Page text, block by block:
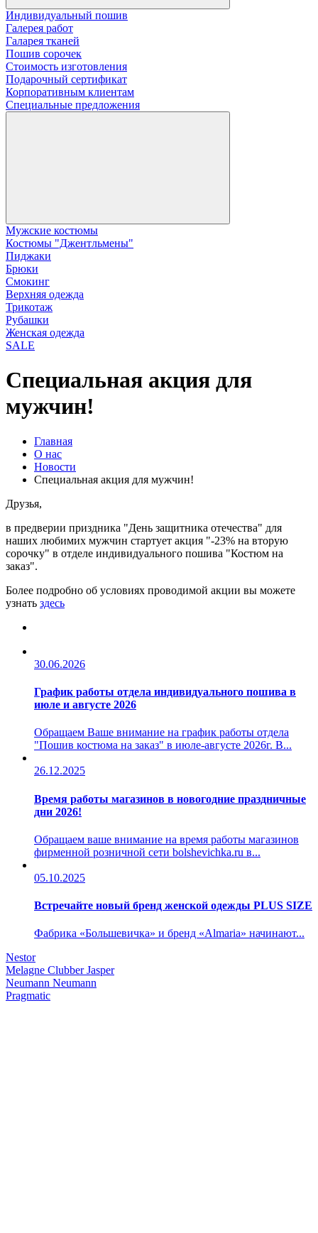
Индивидуальный пошив
Галерея работ
Галарея тканей
Пошив сорочек
Стоимость изготовления
Подарочный сертификат
Корпоративным клиентам
Специальные предложения
Мужские костюмы
Костюмы "Джентльмены"
Пиджаки
Брюки
Смокинг
Верхняя одежда
Трикотаж
Рубашки
Женская одежда
SALE
Специальная акция для
мужчин!
Главная
О нас
Новости
Специальная акция для мужчин!
Друзья,
в предверии приздника "День защитника отечества" для
наших любимих мужчин стартует акция "-23% на вторую
сорочку" в отделе индивидуального пошива "Костюм на
заказ".
Более подробно об условиях проводимой акции вы можете
узнать здесь
30.06.2026
График работы отдела индивидуального пошива в
июле и августе 2026
Обращаем Ваше внимание на график работы отдела
"Пошив костюма на заказ" в июле-августе 2026г. В...
26.12.2025
Время работы магазинов в новогодние праздничные
дни 2026!
Обращаем ваше внимание на время работы магазинов
фирменной розничной сети bolshevichka.ru в...
05.10.2025
Встречайте новый бренд женской одежды PLUS SIZE
Фабрика «Большевичка» и бренд «Almaria» начинают...
Nestor
Melagne Clubber Jasper
Neumann Neumann
Pragmatic